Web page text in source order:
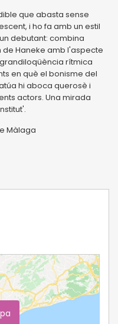
que abasta sense
i ho fa amb un estil
debutant: combina
Haneke amb l'aspecte
rítmica
en què el bonisme del
hi aboca querosè i
actors. Una mirada
Màlaga